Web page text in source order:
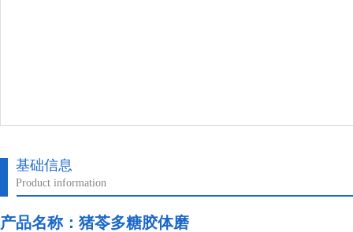
基础信息
Product information
产品名称：猪苓多糖胶体磨